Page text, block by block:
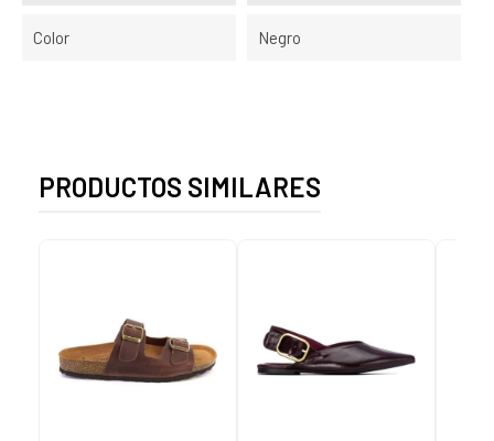
Color Negro
PRODUCTOS SIMILARES